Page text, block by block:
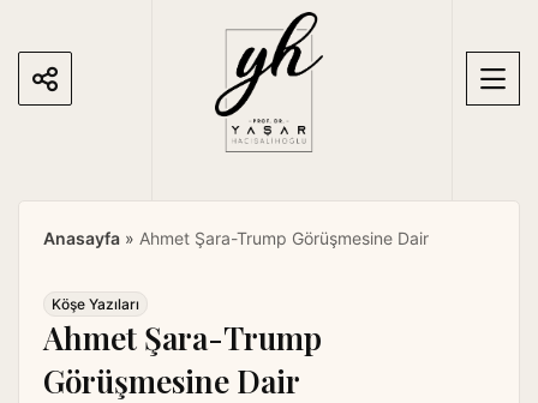
Anasayfa » Ahmet Şara-Trump Görüşmesine Dair
Köşe Yazıları
Ahmet Şara-Trump
Görüşmesine Dair